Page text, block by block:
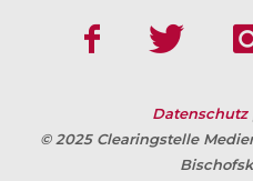
Datenschutz
© 2025 Clearingstelle